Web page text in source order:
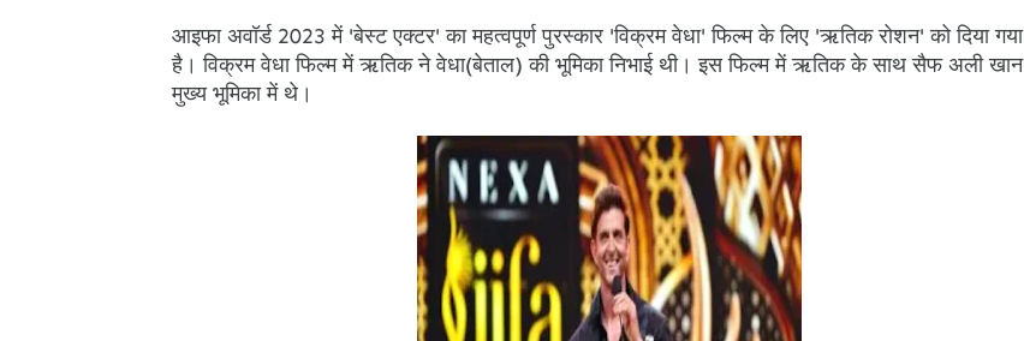
आइफा अवॉर्ड 2023 में 'बेस्ट एक्टर' का महत्वपूर्ण पुरस्कार 'विक्रम वेधा' फिल्म के लिए 'ऋतिक रोशन' को दिया गया
है। विक्रम वेधा फिल्म में ऋतिक ने वेधा(बेताल) की भूमिका निभाई थी। इस फिल्म में ऋतिक के साथ सैफ अली खान
मुख्य भूमिका में थे।